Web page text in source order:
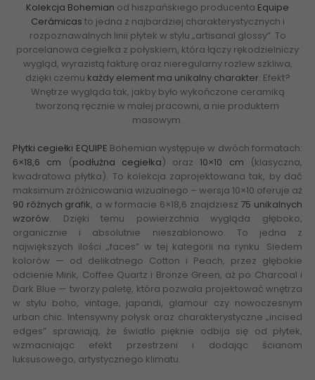
Kolekcja Bohemian od hiszpańskiego producenta Equipe
Cerámicas to jedna z najbardziej charakterystycznych i
rozpoznawalnych linii płytek w stylu „artisanal glossy”. To
porcelanowa cegiełka z połyskiem, która łączy rękodzielniczy
wygląd, wyrazistą fakturę oraz nieregularny rozlew szkliwa,
dzięki czemu każdy element ma unikalny charakter. Efekt?
Wnętrze wygląda tak, jakby było wykończone ceramiką
tworzoną ręcznie w małej pracowni, a nie produktem
masowym.
Płytki cegiełki EQUIPE Bohemian występuje w dwóch formatach:
6×18,6 cm (podłużna cegiełka) oraz10×10 cm (klasyczna,
kwadratowa płytka). To kolekcja zaprojektowana tak, by dać
maksimum zróżnicowania wizualnego – wersja 10×10 oferuje aż
90 różnych grafik, a w formacie 6×18,6 znajdziesz 75 unikalnych
wzorów. Dzięki temu powierzchnia wygląda głęboko,
organicznie i absolutnie nieszablonowo. To jedna z
największych ilości „faces” w tej kategorii na rynku. Siedem
kolorów — od delikatnego Cotton i Peach, przez głębokie
odcienie Mink, Coffee Quartz i Bronze Green, aż po Charcoal i
Dark Blue — tworzy paletę, która pozwala projektować wnętrza
w stylu boho, vintage, japandi, glamour czy nowoczesnym
urban chic. Intensywny połysk oraz charakterystyczne „incised
edges” sprawiają, że światło pięknie odbija się od płytek,
wzmacniając efekt przestrzeni i dodając ścianom
luksusowego, artystycznego klimatu.